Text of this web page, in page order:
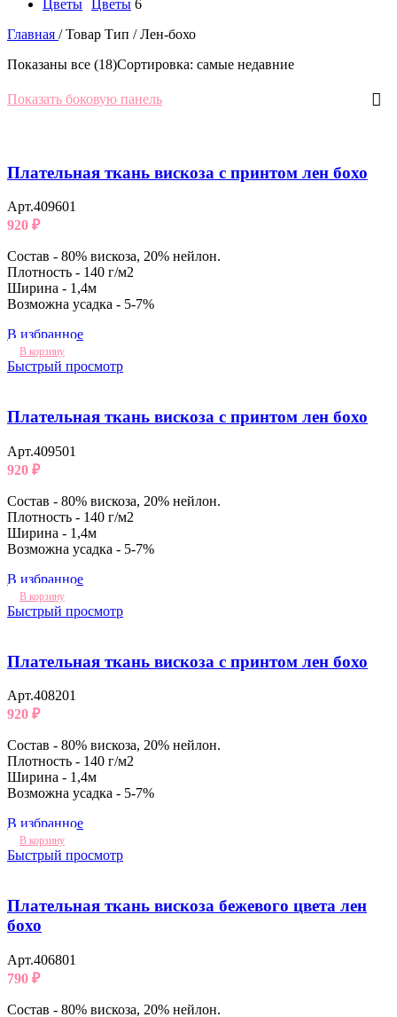
Цветы Цветы 6
Главная / Товар Тип / Лен-бохо
Показаны все (18)Сортировка: самые недавние
Показать боковую панель
Плательная ткань вискоза с принтом лен бохо
Арт.409601
920 ₽
Состав - 80% вискоза, 20% нейлон.
Плотность - 140 г/м2
Ширина - 1,4м
Возможна усадка - 5-7%
В избранное
В корзину
Быстрый просмотр
Плательная ткань вискоза с принтом лен бохо
Арт.409501
920 ₽
Состав - 80% вискоза, 20% нейлон.
Плотность - 140 г/м2
Ширина - 1,4м
Возможна усадка - 5-7%
В избранное
В корзину
Быстрый просмотр
Плательная ткань вискоза с принтом лен бохо
Арт.408201
920 ₽
Состав - 80% вискоза, 20% нейлон.
Плотность - 140 г/м2
Ширина - 1,4м
Возможна усадка - 5-7%
В избранное
В корзину
Быстрый просмотр
Плательная ткань вискоза бежевого цвета лен
бохо
Арт.406801
790 ₽
Состав - 80% вискоза, 20% нейлон.